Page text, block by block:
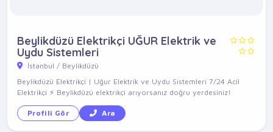
Beylikdüzü Elektrikçi UĞUR Elektrik ve
Uydu Sistemleri
İstanbul / Beylikdüzü
Beylikdüzü Elektrikçi | Uğur Elektrik ve Uydu Sistemleri 7/24 Acil
Elektrikçi ⚡ Beylikdüzü elektrikçi arıyorsanız doğru yerdesiniz!
Profili Gör Ara